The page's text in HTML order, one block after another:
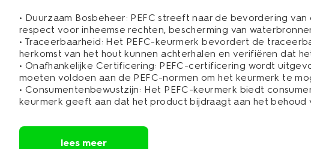
• Duurzaam Bosbeheer: PEFC streeft naar de bevordering
respect voor inheemse rechten, bescherming van
• Traceerbaarheid: Het PEFC-keurmerk bevordert de
herkomst van het hout kunnen achterhalen en verifiëren dat
• Onafhankelijke Certificering: PEFC-certificering wordt
moeten voldoen aan de PEFC-normen om het keurmerk te
• Consumentenbewustzijn: Het PEFC-keurmerk biedt
keurmerk geeft aan dat het product bijdraagt aan het behoud
lees meer